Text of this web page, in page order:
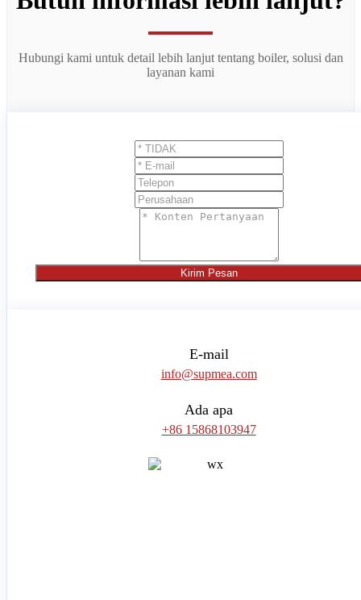
Hubungi kami untuk detail lebih lanjut tentang boiler, solusi dan
layanan kami
Kirim Pesan
E-mail
info@supmea.com
Ada apa
+86 15868103947